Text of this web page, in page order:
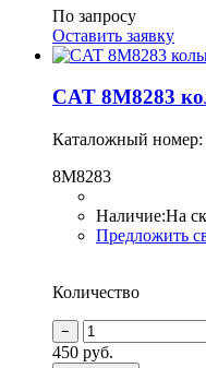
По запросу
Оставить заявку
CAT 8M8283
Каталожный номер:
8M8283
Наличие:На
Предложить
Количество
450 руб.